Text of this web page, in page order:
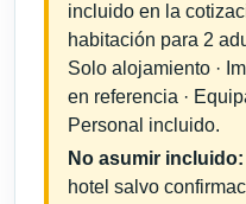
incluido en la
habitación para 2
Solo alojamiento ·
en referencia ·
Personal incluido.
No asumir incluido:
hotel salvo